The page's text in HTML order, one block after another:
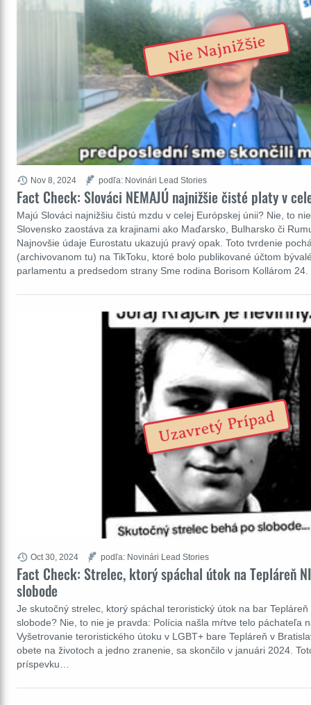
Fact Check: Slováci NEMAJÚ najnižšie čisté platy v
Majú Slováci najnižšiu čistú mzdu v celej Európskej únii? Nie, to
Slovensko zaostáva za krajinami ako Maďarsko, Bulharsko či
Najnovšie údaje Eurostatu ukazujú pravý opak. Toto tvrdenie
(archivovanom tu) na TikToku, ktoré bolo publikované účtom
parlamentu a predsedom strany Sme rodina Borisom Kollárom
Nov 8, 2024 podľa: Novinári Lead Stories
Nie Najnižšie
Fact Check: Strelec, ktorý spáchal útok na Tepláreň
slobode
Je skutočný strelec, ktorý spáchal teroristický útok na bar
slobode? Nie, to nie je pravda: Polícia našla mŕtve telo páchateľa
Vyšetrovanie teroristického útoku v LGBT+ bare Tepláreň v
obete na životoch a jedno zranenie, sa skončilo v januári 2024.
príspevku…
Oct 30, 2024 podľa: Novinári Lead Stories
Uzavretý Prípad